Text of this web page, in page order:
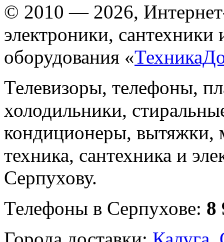
© 2010 — 2026,
электроники, сантехники
оборудования «
Телевизоры, телефоны,
холодильники,
кондиционеры, вытяжки,
техника, сантехника и
Серпухову.
Телефоны в Серпухове: 8